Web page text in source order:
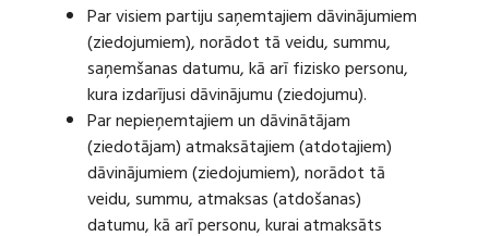
Par visiem partiju saņemtajiem dāvinājumiem
(ziedojumiem), norādot tā veidu, summu,
saņemšanas datumu, kā arī fizisko personu,
kura izdarījusi dāvinājumu (ziedojumu).
Par nepieņemtajiem un dāvinātājam
(ziedotājam) atmaksātajiem (atdotajiem)
dāvinājumiem (ziedojumiem), norādot tā
veidu, summu, atmaksas (atdošanas)
datumu, kā arī personu, kurai atmaksāts